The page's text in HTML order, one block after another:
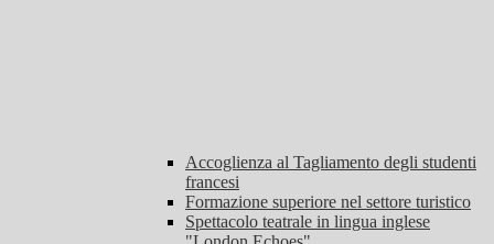
Accoglienza al Tagliamento degli studenti
francesi
Formazione superiore nel settore turistico
Spettacolo teatrale in lingua inglese